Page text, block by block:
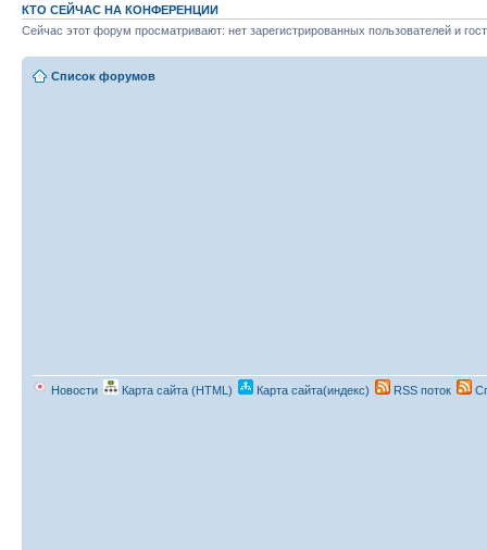
КТО СЕЙЧАС НА КОНФЕРЕНЦИИ
Сейчас этот форум просматривают: нет зарегистрированных пользователей и
Список форумов
Новости Карта сайта (HTML) Карта сайта(индекс) RSS поток